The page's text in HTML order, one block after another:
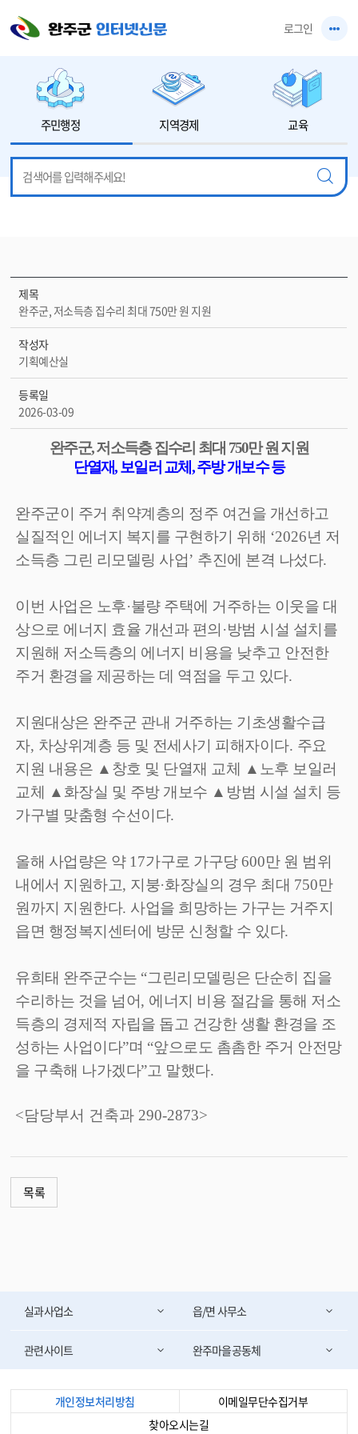
로그인
주민행정 지역경제 교육
제목
완주군, 저소득층 집수리 최대 750만 원 지원
작성자
기획예산실
등록일
2026-03-09
완주군,저소득층 집수리 최대 750만 원 지원
단열재,보일러 교체,주방 개보수 등
완주군이 주거 취약계층의 정주 여건을 개선하고
실질적인 에너지 복지를 구현하기 위해 ‘2026년 저
소득층 그린 리모델링 사업’ 추진에 본격 나섰다.
이번 사업은 노후·불량 주택에 거주하는 이웃을 대
상으로 에너지 효율 개선과 편의 ·방범 시설 설치를
지원해 저소득층의 에너지 비용을 낮추고 안전한
주거 환경을 제공하는 데 역점을 두고 있다.
지원대상은 완주군 관내 거주하는 기초생활수급
자, 차상위계층 등 및 전세사기 피해자이다. 주요
지원 내용은 ▲ 창호 및 단열재 교체 ▲ 노후 보일러
교체 ▲ 화장실 및 주방 개보수 ▲ 방범 시설 설치 등
가구별 맞춤형 수선이다.
올해 사업량은 약 17가구로 가구당600만 원 범위
내에서 지원하고, 지붕·화장실의 경우 최대 750만
원까지 지원한다. 사업을 희망하는 가구는 거주지
읍면 행정복지센터에 방문 신청할 수 있다.
유희태 완주군수는 “그린리모델링은 단순히 집을
수리하는 것을 넘어, 에너지 비용 절감을 통해 저소
득층의 경제적 자립을 돕고 건강한 생활 환경을 조
성하는 사업이다”며 “앞으로도 촘촘한 주거 안전망
을 구축해 나가겠다”고 말했다.
<담당부서 건축과 290-2873>
목록
실과사업소 읍/면 사무소
관련사이트 완주마을공동체
개인정보처리방침
이메일무단수집거부
찾아오시는길